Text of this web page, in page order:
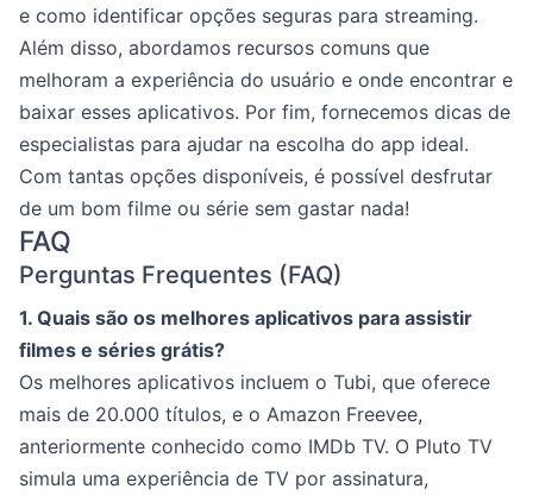
e como identificar opções seguras para streaming.
Além disso, abordamos recursos comuns que
melhoram a experiência do usuário e onde encontrar e
baixar esses aplicativos. Por fim, fornecemos dicas de
especialistas para ajudar na escolha do app ideal.
Com tantas opções disponíveis, é possível desfrutar
de um bom filme ou série sem gastar nada!
FAQ
Perguntas Frequentes (FAQ)
1. Quais são os melhores aplicativos para assistir
filmes e séries grátis?
Os melhores aplicativos incluem o Tubi, que oferece
mais de 20.000 títulos, e o Amazon Freevee,
anteriormente conhecido como IMDb TV. O Pluto TV
simula uma experiência de TV por assinatura,